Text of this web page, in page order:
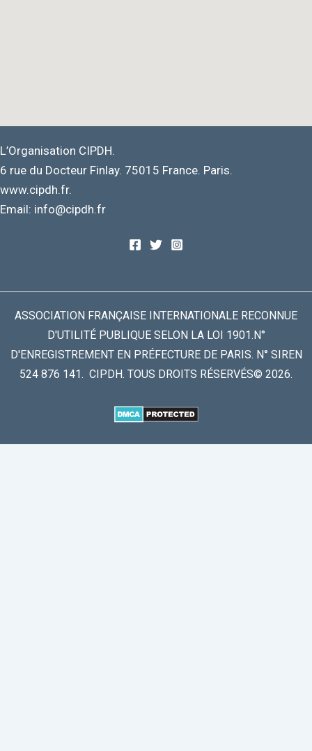
L’Organisation CIPDH.
6 rue du Docteur Finlay. 75015 France. Paris.
www.cipdh.fr.
Email: info@cipdh.fr
ASSOCIATION FRANÇAISE INTERNATIONALE RECONNUE
D'UTILITÉ PUBLIQUE SELON LA LOI 1901.N°
D'ENREGISTREMENT EN PRÉFECTURE DE PARIS. N° SIREN
524 876 141. CIPDH. TOUS DROITS RÉSERVÉS© 2026.